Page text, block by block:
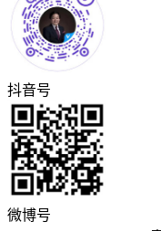
抖音号
微博号